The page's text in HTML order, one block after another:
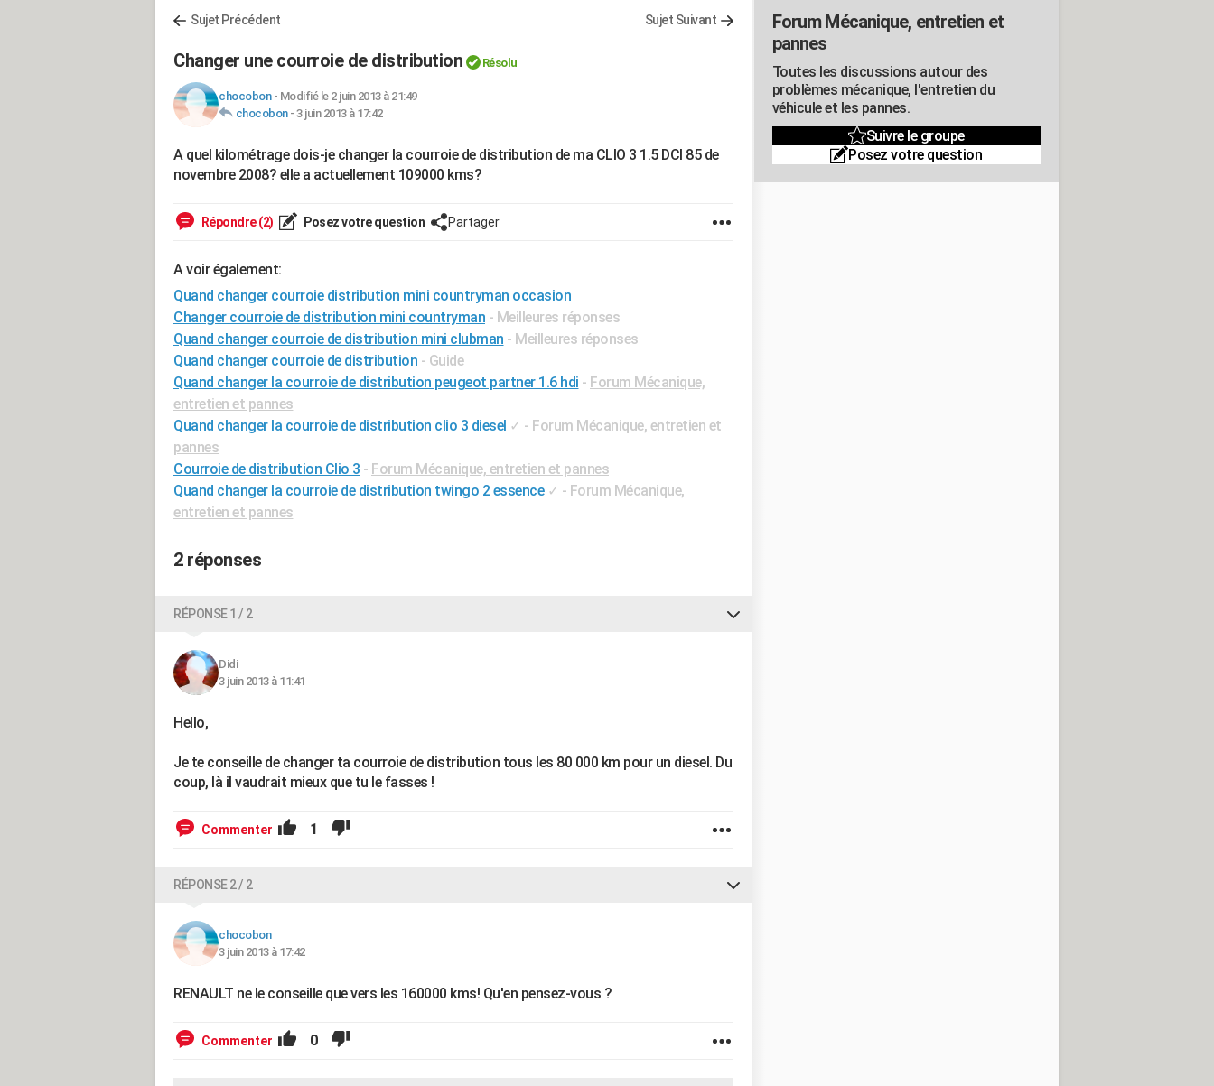
Sujet Précédent Sujet Suivant
Changer une courroie de distribution Résolu
chocobon- Modifié le 2 juin 2013 à 21:49
chocobon- 3 juin 2013 à 17:42
A quel kilométrage dois-je changer la courroie de distribution de ma CLIO 3 1.5 DCI 85 de
novembre 2008? elle a actuellement 109000 kms?
Répondre (2) Posez votre question Partager
A voir également:
Quand changer courroie distribution mini countryman occasion
Changer courroie de distribution mini countryman - Meilleures réponses
Quand changer courroie de distribution mini clubman - Meilleures réponses
Quand changer courroie de distribution - Guide
Quand changer la courroie de distribution peugeot partner 1.6 hdi - Forum Mécanique,
entretien et pannes
Quand changer la courroie de distribution clio 3 diesel ✓ - Forum Mécanique, entretien et
pannes
Courroie de distribution Clio 3 - Forum Mécanique, entretien et pannes
Quand changer la courroie de distribution twingo 2 essence ✓ - Forum Mécanique,
entretien et pannes
2 réponses
RÉPONSE 1 / 2
Didi
3 juin 2013 à 11:41
Hello,
Je te conseille de changer ta courroie de distribution tous les 80 000 km pour un diesel. Du
coup, là il vaudrait mieux que tu le fasses !
Commenter 1
RÉPONSE 2 / 2
chocobon
3 juin 2013 à 17:42
RENAULT ne le conseille que vers les 160000 kms! Qu'en pensez-vous ?
Commenter 0
Forum Mécanique, entretien et
pannes
Toutes les discussions autour des
problèmes mécanique, l'entretien du
véhicule et les pannes.
Suivre le groupe
Posez votre question